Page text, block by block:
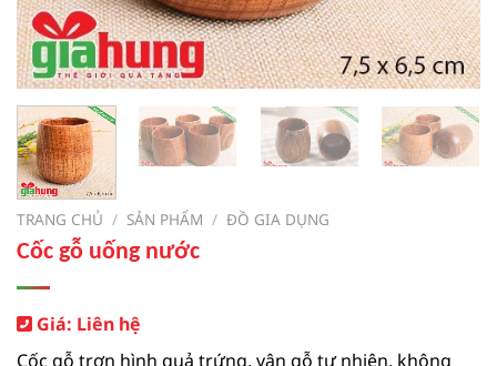
TRANG CHỦ / SẢN PHẨM / ĐỒ GIA DỤNG
Cốc gỗ uống nước
Giá: Liên hệ
Cốc gỗ trơn hình quả trứng, vân gỗ tự nhiên, không